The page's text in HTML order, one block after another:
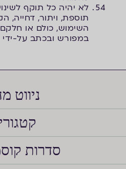
לא יהיה כל תוקף
תוספת, ויתור, דחייה,
השימוש, כולם או
במפורש ובכתב על-
ניווט
סדרות